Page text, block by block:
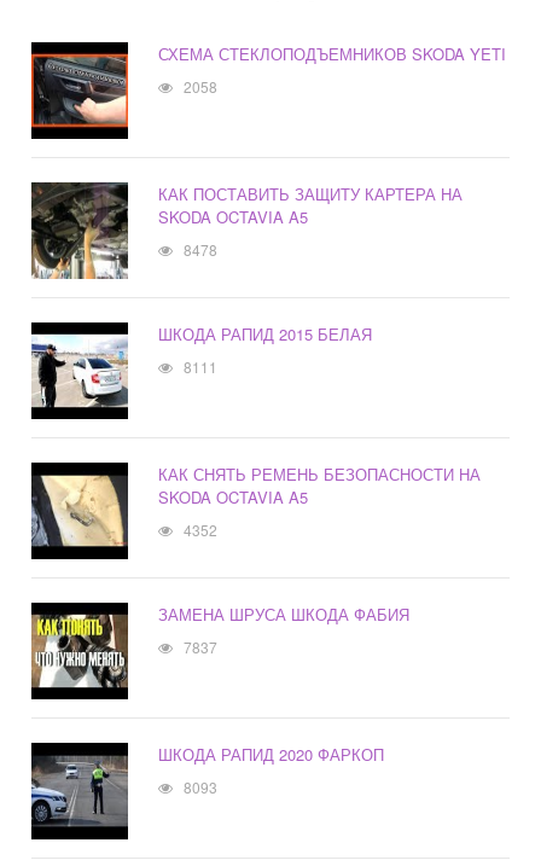
СХЕМА СТЕКЛОПОДЪЕМНИКОВ SKODA YETI
2058
КАК ПОСТАВИТЬ ЗАЩИТУ КАРТЕРА НА
SKODA OCTAVIA A5
8478
ШКОДА РАПИД 2015 БЕЛАЯ
8111
КАК СНЯТЬ РЕМЕНЬ БЕЗОПАСНОСТИ НА
SKODA OCTAVIA A5
4352
ЗАМЕНА ШРУСА ШКОДА ФАБИЯ
7837
ШКОДА РАПИД 2020 ФАРКОП
8093